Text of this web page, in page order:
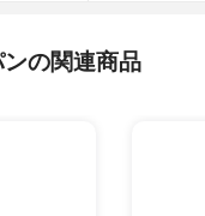
の関連商品